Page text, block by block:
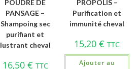
POUDRE DE
PANSAGE –
Shampoing sec
purifiant et
lustrant cheval
16,50 € TTC
PROPOLIS –
Purification et
immunité cheval
15,20€ TTC
Ajouter au